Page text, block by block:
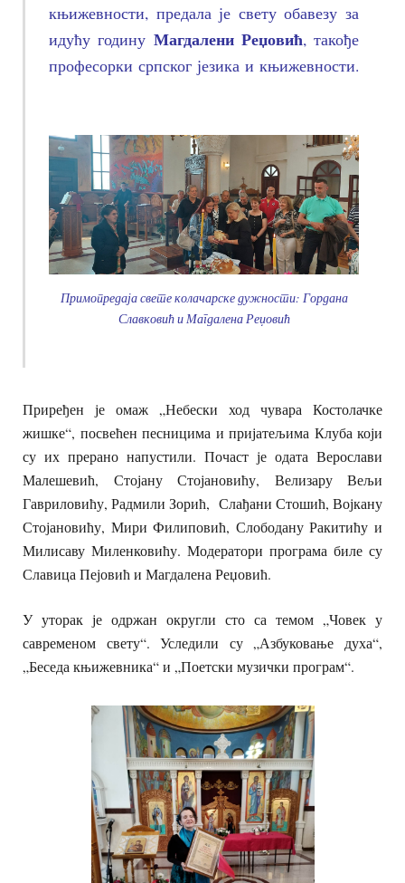
књижевности, предала је свету обавезу за
идућу годину Магдалени Реџовић, такође
професорки српског језика и књижевности.
Примопредаја свете колачарске дужности: Гордана
Славковић и Магдалена Реџовић
Приређен је омаж „Небески ход чувара Костолачке
жишке“, посвећен песницима и пријатељима Клуба који
су их прерано напустили. Почаст је одата Верослави
Малешевић, Стојану Стојановићу, Велизару Вељи
Гавриловићу, Радмили Зорић, Слађани Стошић, Војкану
Стојановићу, Мири Филиповић, Слободану Ракитићу и
Милисаву Миленковићу. Модератори програма биле су
Славица Пејовић и Магдалена Реџовић.
У уторак је одржан округли сто са темом „Човек у
савременом свету“. Уследили су „Азбуковање духа“,
„Беседа књижевника“ и „Поетски музички програм“.